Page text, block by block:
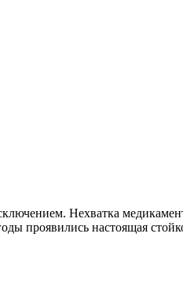
Нехватка
настоящая